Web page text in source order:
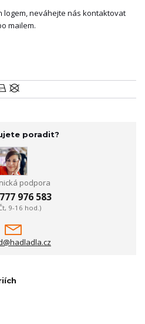
logem, neváhejte nás kontaktovat
mailem.
poradit?
podpora
976 583
9-16 hod.)